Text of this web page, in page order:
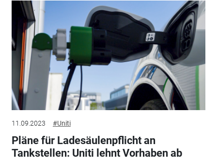
11.09.2023 #Uniti
Pläne für Ladesäulenpflicht an
Tankstellen: Uniti lehnt Vorhaben ab